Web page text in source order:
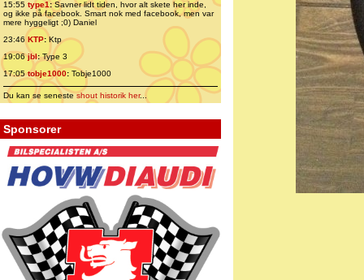
15:55 type1:Savner lidt tiden, hvor alt skete her inde,
og ikke på facebook. Smart nok med facebook, men var
mere hyggeligt ;0) Daniel
23:46 KTP:Ktp
19:06jbl:Type 3
17:05tobje1000: Tobje1000
Du kan se senesteshout historik her...
Sponsorer